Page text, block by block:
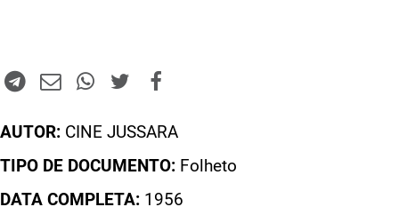
AUTOR: CINE JUSSARA
TIPO DE DOCUMENTO: Folheto
DATA COMPLETA: 1956